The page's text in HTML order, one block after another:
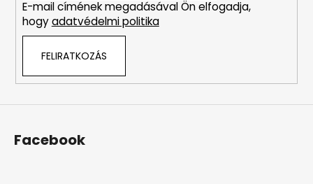
E-mail címének megadásával Ön elfogadja,
hogyadatvédelmi politika
FELIRATKOZÁS
Facebook